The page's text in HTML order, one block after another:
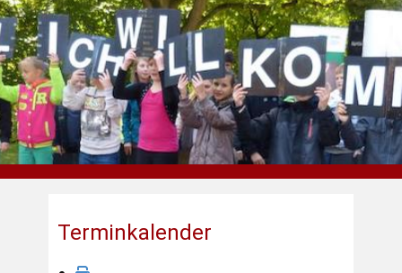
Terminkalender